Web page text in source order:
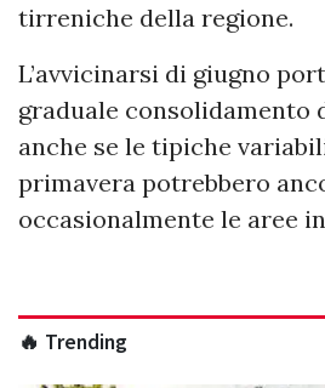
tirreniche della regione.
L’avvicinarsi di giugno
graduale consolidamento
anche se le tipiche
primavera potrebbero
occasionalmente le aree
🔥 Trending